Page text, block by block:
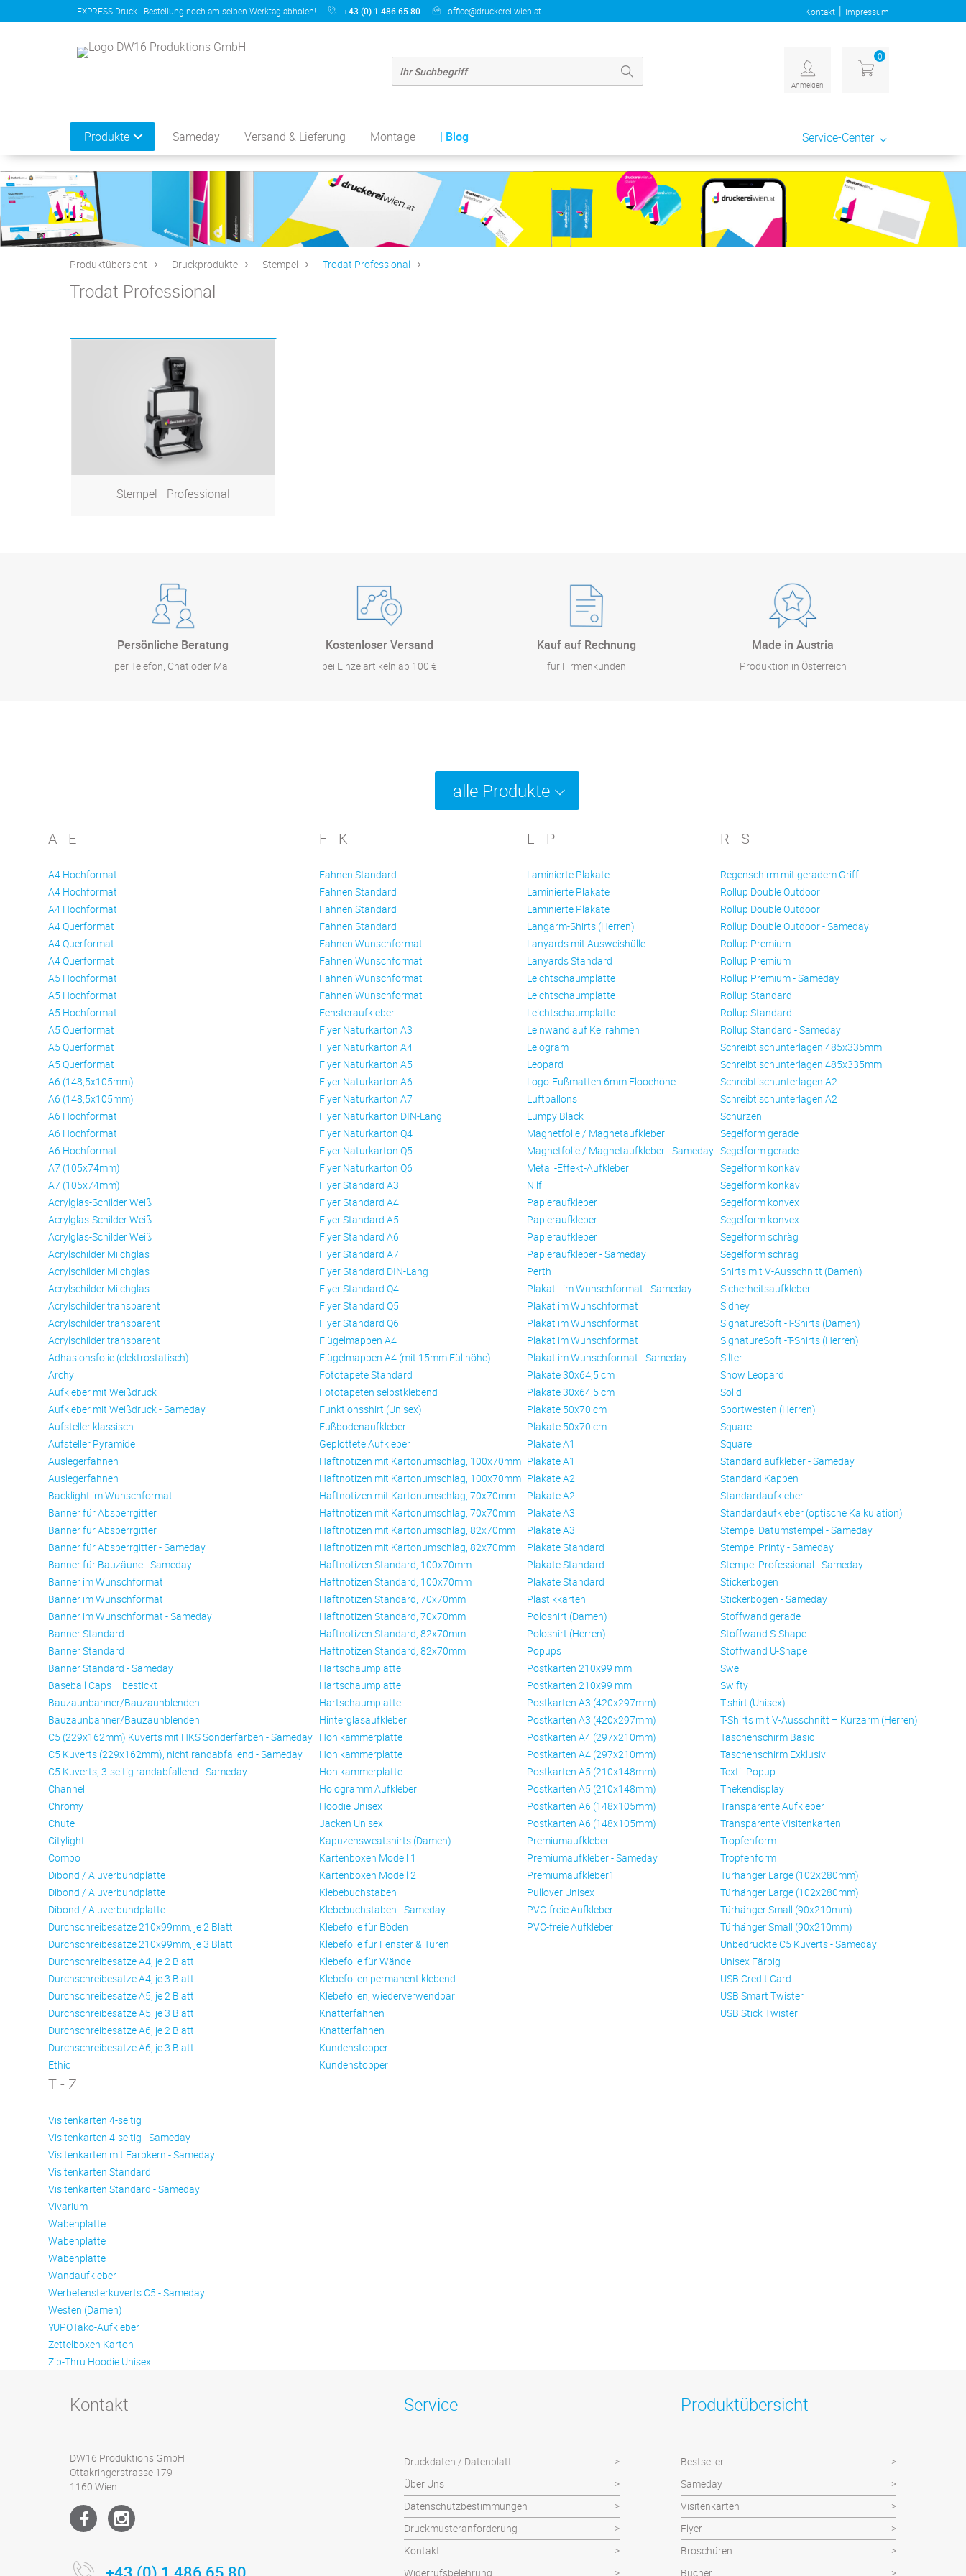
EXPRESS Druck - Bestellung noch am selben Werktag abholen! +43 (0) 1 486 65 80 office@druckerei-wien.at Kontakt | Impressum
Anmelden
0
Produkte Sameday Versand & Lieferung Montage | Blog Service-Center
Produktübersicht Druckprodukte Stempel Trodat Professional
Trodat Professional
Stempel - Professional
Persönliche Beratung
per Telefon, Chat oder Mail
Kostenloser Versand
bei Einzelartikeln ab 100 €
Kauf auf Rechnung
für Firmenkunden
Made in Austria
Produktion in Österreich
alle Produkte
A - E
A4 Hochformat
A4 Hochformat
A4 Hochformat
A4 Querformat
A4 Querformat
A4 Querformat
A5 Hochformat
A5 Hochformat
A5 Hochformat
A5 Querformat
A5 Querformat
A5 Querformat
A6 (148,5x105mm)
A6 (148,5x105mm)
A6 Hochformat
A6 Hochformat
A6 Hochformat
A7 (105x74mm)
A7 (105x74mm)
Acrylglas-Schilder Weiß
Acrylglas-Schilder Weiß
Acrylglas-Schilder Weiß
Acrylschilder Milchglas
Acrylschilder Milchglas
Acrylschilder Milchglas
Acrylschilder transparent
Acrylschilder transparent
Acrylschilder transparent
Adhäsionsfolie (elektrostatisch)
Archy
Aufkleber mit Weißdruck
Aufkleber mit Weißdruck - Sameday
Aufsteller klassisch
Aufsteller Pyramide
Auslegerfahnen
Auslegerfahnen
Backlight im Wunschformat
Banner für Absperrgitter
Banner für Absperrgitter
Banner für Absperrgitter - Sameday
Banner für Bauzäune - Sameday
Banner im Wunschformat
Banner im Wunschformat
Banner im Wunschformat - Sameday
Banner Standard
Banner Standard
Banner Standard - Sameday
Baseball Caps – bestickt
Bauzaunbanner/Bauzaunblenden
Bauzaunbanner/Bauzaunblenden
C5 (229x162mm) Kuverts mit HKS Sonderfarben - Sameday
C5 Kuverts (229x162mm), nicht randabfallend - Sameday
C5 Kuverts, 3-seitig randabfallend - Sameday
Channel
Chromy
Chute
Citylight
Compo
Dibond / Aluverbundplatte
Dibond / Aluverbundplatte
Dibond / Aluverbundplatte
Durchschreibesätze 210x99mm, je 2 Blatt
Durchschreibesätze 210x99mm, je 3 Blatt
Durchschreibesätze A4, je 2 Blatt
Durchschreibesätze A4, je 3 Blatt
Durchschreibesätze A5, je 2 Blatt
Durchschreibesätze A5, je 3 Blatt
Durchschreibesätze A6, je 2 Blatt
Durchschreibesätze A6, je 3 Blatt
Ethic
F - K
Fahnen Standard
Fahnen Standard
Fahnen Standard
Fahnen Standard
Fahnen Wunschformat
Fahnen Wunschformat
Fahnen Wunschformat
Fahnen Wunschformat
Fensteraufkleber
Flyer Naturkarton A3
Flyer Naturkarton A4
Flyer Naturkarton A5
Flyer Naturkarton A6
Flyer Naturkarton A7
Flyer Naturkarton DIN-Lang
Flyer Naturkarton Q4
Flyer Naturkarton Q5
Flyer Naturkarton Q6
Flyer Standard A3
Flyer Standard A4
Flyer Standard A5
Flyer Standard A6
Flyer Standard A7
Flyer Standard DIN-Lang
Flyer Standard Q4
Flyer Standard Q5
Flyer Standard Q6
Flügelmappen A4
Flügelmappen A4 (mit 15mm Füllhöhe)
Fototapete Standard
Fototapeten selbstklebend
Funktionsshirt (Unisex)
Fußbodenaufkleber
Geplottete Aufkleber
Haftnotizen mit Kartonumschlag, 100x70mm
Haftnotizen mit Kartonumschlag, 100x70mm
Haftnotizen mit Kartonumschlag, 70x70mm
Haftnotizen mit Kartonumschlag, 70x70mm
Haftnotizen mit Kartonumschlag, 82x70mm
Haftnotizen mit Kartonumschlag, 82x70mm
Haftnotizen Standard, 100x70mm
Haftnotizen Standard, 100x70mm
Haftnotizen Standard, 70x70mm
Haftnotizen Standard, 70x70mm
Haftnotizen Standard, 82x70mm
Haftnotizen Standard, 82x70mm
Hartschaumplatte
Hartschaumplatte
Hartschaumplatte
Hinterglasaufkleber
Hohlkammerplatte
Hohlkammerplatte
Hohlkammerplatte
Hologramm Aufkleber
Hoodie Unisex
Jacken Unisex
Kapuzensweatshirts (Damen)
Kartenboxen Modell 1
Kartenboxen Modell 2
Klebebuchstaben
Klebebuchstaben - Sameday
Klebefolie für Böden
Klebefolie für Fenster & Türen
Klebefolie für Wände
Klebefolien permanent klebend
Klebefolien, wiederverwendbar
Knatterfahnen
Knatterfahnen
Kundenstopper
Kundenstopper
L - P
Laminierte Plakate
Laminierte Plakate
Laminierte Plakate
Langarm-Shirts (Herren)
Lanyards mit Ausweishülle
Lanyards Standard
Leichtschaumplatte
Leichtschaumplatte
Leichtschaumplatte
Leinwand auf Keilrahmen
Lelogram
Leopard
Logo-Fußmatten 6mm Flooehöhe
Luftballons
Lumpy Black
Magnetfolie / Magnetaufkleber
Magnetfolie / Magnetaufkleber - Sameday
Metall-Effekt-Aufkleber
Nilf
Papieraufkleber
Papieraufkleber
Papieraufkleber
Papieraufkleber - Sameday
Perth
Plakat - im Wunschformat - Sameday
Plakat im Wunschformat
Plakat im Wunschformat
Plakat im Wunschformat
Plakat im Wunschformat - Sameday
Plakate 30x64,5 cm
Plakate 30x64,5 cm
Plakate 50x70 cm
Plakate 50x70 cm
Plakate A1
Plakate A1
Plakate A2
Plakate A2
Plakate A3
Plakate A3
Plakate Standard
Plakate Standard
Plakate Standard
Plastikkarten
Poloshirt (Damen)
Poloshirt (Herren)
Popups
Postkarten 210x99 mm
Postkarten 210x99 mm
Postkarten A3 (420x297mm)
Postkarten A3 (420x297mm)
Postkarten A4 (297x210mm)
Postkarten A4 (297x210mm)
Postkarten A5 (210x148mm)
Postkarten A5 (210x148mm)
Postkarten A6 (148x105mm)
Postkarten A6 (148x105mm)
Premiumaufkleber
Premiumaufkleber - Sameday
Premiumaufkleber1
Pullover Unisex
PVC-freie Aufkleber
PVC-freie Aufkleber
R - S
Regenschirm mit geradem Griff
Rollup Double Outdoor
Rollup Double Outdoor
Rollup Double Outdoor - Sameday
Rollup Premium
Rollup Premium
Rollup Premium - Sameday
Rollup Standard
Rollup Standard
Rollup Standard - Sameday
Schreibtischunterlagen 485x335mm
Schreibtischunterlagen 485x335mm
Schreibtischunterlagen A2
Schreibtischunterlagen A2
Schürzen
Se­gel­form ge­ra­de
Se­gel­form ge­ra­de
Se­gel­form konkav
Se­gel­form konkav
Se­gel­form konvex
Se­gel­form konvex
Se­gel­form schräg
Se­gel­form schräg
Shirts mit V-Ausschnitt (Damen)
Sicherheitsaufkleber
Sidney
SignatureSoft -T-Shirts (Damen)
SignatureSoft -T-Shirts (Herren)
Silter
Snow Leopard
Solid
Sportwesten (Herren)
Square
Square
Standard aufkleber - Sameday
Standard Kappen
Standardaufkleber
Standardaufkleber (optische Kalkulation)
Stempel Datumstempel - Sameday
Stempel Printy - Sameday
Stempel Professional - Sameday
Stickerbogen
Stickerbogen - Sameday
Stoffwand gerade
Stoffwand S-Shape
Stoffwand U-Shape
Swell
Swifty
T-shirt (Unisex)
T-Shirts mit V-Ausschnitt – Kurzarm (Herren)
Taschenschirm Basic
Taschenschirm Exklusiv
Textil-Popup
Thekendisplay
Transparente Aufkleber
Transparente Visitenkarten
Trop­fen­form
Trop­fen­form
Türhänger Large (102x280mm)
Türhänger Large (102x280mm)
Türhänger Small (90x210mm)
Türhänger Small (90x210mm)
Unbedruckte C5 Kuverts - Sameday
Unisex Färbig
USB Credit Card
USB Smart Twister
USB Stick Twister
T - Z
Visitenkarten 4-seitig
Visitenkarten 4-seitig - Sameday
Visitenkarten mit Farbkern - Sameday
Visitenkarten Standard
Visitenkarten Standard - Sameday
Vivarium
Wabenplatte
Wabenplatte
Wabenplatte
Wandaufkleber
Werbefensterkuverts C5 - Sameday
Westen (Damen)
YUPOTako-Aufkleber
Zettelboxen Karton
Zip-Thru Hoodie Unisex
Kontakt
DW16 Produktions GmbH
Ottakringerstrasse 179
1160 Wien
Produktübersicht
Bestseller
Sameday
Visitenkarten
Flyer
Broschüren
Bücher
Service
Druckdaten / Datenblatt
Über Uns
Datenschutzbestimmungen
Druckmusteranforderung
Kontakt
Widerrufsbelehrung